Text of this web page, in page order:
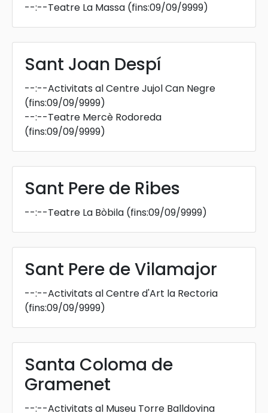
--:--Teatre La Massa (fins:09/09/9999)
Sant Joan Despí
--:--Activitats al Centre Jujol Can Negre
(fins:09/09/9999)
--:--Teatre Mercè Rodoreda
(fins:09/09/9999)
Sant Pere de Ribes
--:--Teatre La Bòbila (fins:09/09/9999)
Sant Pere de Vilamajor
--:--Activitats al Centre d'Art la Rectoria
(fins:09/09/9999)
Santa Coloma de
Gramenet
--:--Activitats al Museu Torre Balldovina